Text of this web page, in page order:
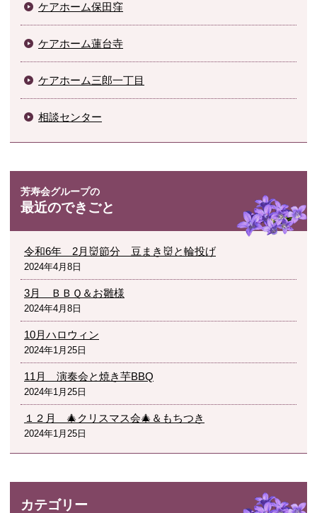
ケアホーム保田窪
ケアホーム蓮台寺
ケアホーム三郎一丁目
相談センター
最近のできごと
令和6年 2月👹節分 豆まき👹と輪投げ
2024年4月8日
3月 ＢＢＱ＆お雛様
2024年4月8日
10月ハロウィン
2024年1月25日
11月 演奏会と焼き芋BBQ
2024年1月25日
１２月 🎄クリスマス会🎄＆もちつき
2024年1月25日
カテゴリー